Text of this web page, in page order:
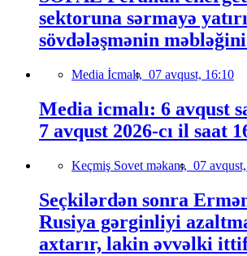
sektoruna sərmayə
sövdələşmənin
Media İcmalı, 07 avqust, 16:10
Media icmalı: 6 avqust
7 avqust 2026-cı il saat
Keçmiş Sovet məkanı, 07
Seçkilərdən sonra
Rusiya gərginliyi
axtarır, lakin əvvəlki